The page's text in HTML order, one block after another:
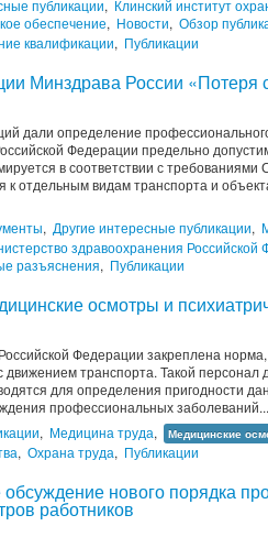
публикации, Клинский институт
обеспечение, Новости, Обзор
квалификации, Публикации
Минздрава России
дали определение
Федерации предельно
в соответствии с
к отдельным видам транспорта и
, Другие интересные публикации,
здравоохранения Российской
разъяснения, Публикации
осмотры и
Федерации закреплена
движением транспорта. Такой
для определения пригодности
профессиональных
, Медицина труда, Медицинские
, Охрана труда, Публикации
нового порядка
работников